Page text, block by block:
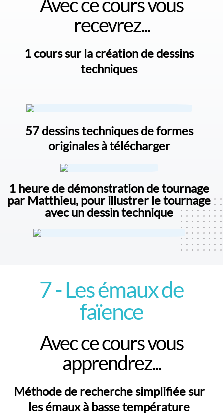
Avec ce cours vous
recevrez...
1 cours sur la création de dessins
techniques
57 dessins techniques de formes
originales à télécharger
1 heure de démonstration de tournage
par Matthieu, pour illustrer le tournage
avec un dessin technique
7 - Les émaux de
faïence
Avec ce cours vous
apprendrez...
Méthode de recherche simplifiée sur
les émaux à basse température